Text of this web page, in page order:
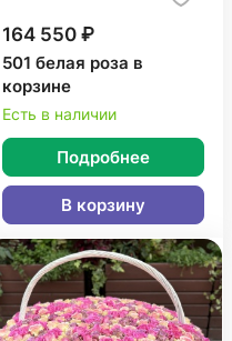
164 550 ₽
501 белая роза в
корзине
Есть в наличии
Подробнее
В корзину